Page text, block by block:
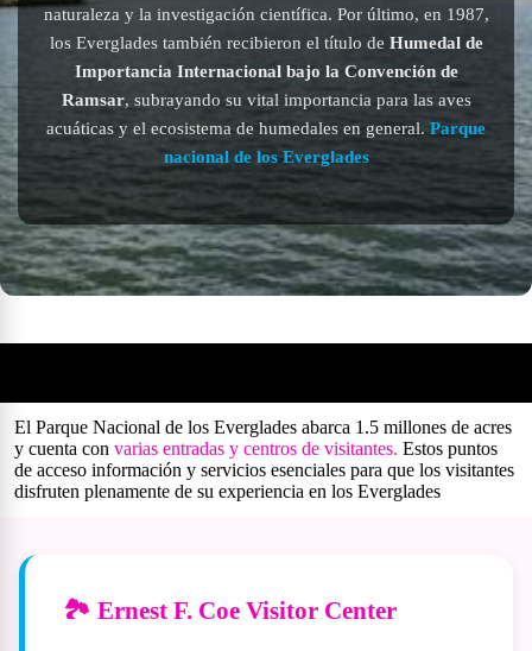
naturaleza y la investigación científica. Por último, en 1987,
los Everglades también recibieron el título de Humedal de
Importancia Internacional bajo la Convención de
Ramsar, subrayando su vital importancia para las aves
acuáticas y el ecosistema de humedales en general. Parque
nacional de los Everglades
El Parque Nacional de los Everglades abarca 1.5 millones de acres
y cuenta con varias entradas y centros de visitantes. Estos puntos
de acceso información y servicios esenciales para que los visitantes
disfruten plenamente de su experiencia en los Everglades
🏞️ Ernest F. Coe Visitor Center